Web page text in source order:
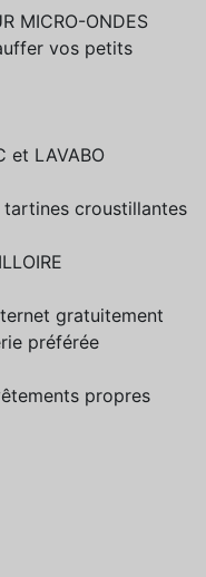
MICRO-ONDES
vos petits
et LAVABO
tartines croustillantes
gratuitement
préférée
propres